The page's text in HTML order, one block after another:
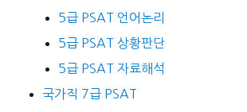
5급 PSAT 언어논리
5급 PSAT 상황판단
5급 PSAT 자료해석
국가직 7급 PSAT